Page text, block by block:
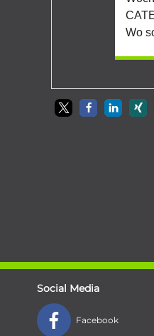
Social Media
Facebook